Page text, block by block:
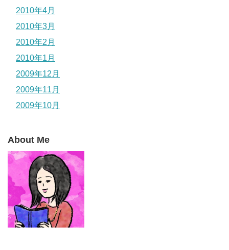
2010年4月
2010年3月
2010年2月
2010年1月
2009年12月
2009年11月
2009年10月
About Me